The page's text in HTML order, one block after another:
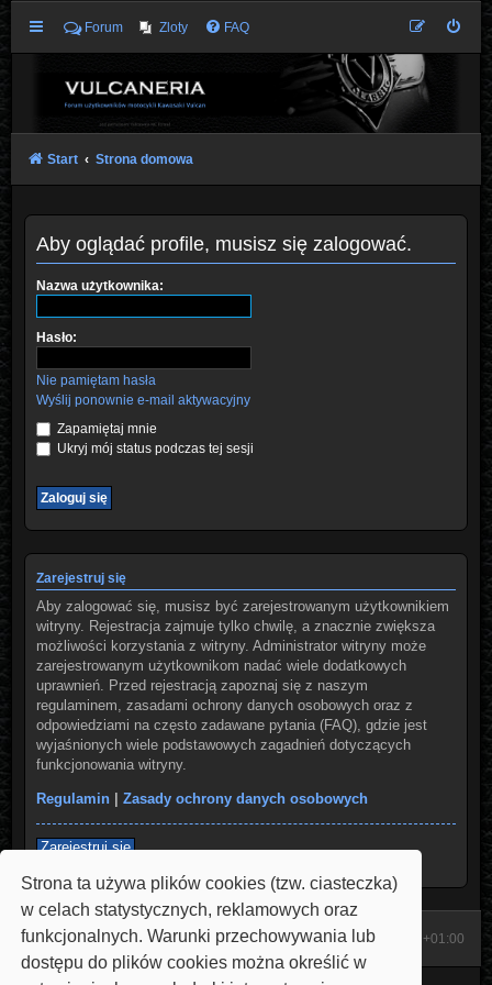
Strona ta używa plików cookies (tzw. ciasteczka)
w celach statystycznych, reklamowych oraz
funkcjonalnych. Warunki przechowywania lub
dostępu do plików cookies można określić w
Forum Zloty FAQ
Start Strona domowa
Aby oglądać profile, musisz się zalogować.
Nazwa użytkownika:
Hasło:
Nie pamiętam hasła
Wyślij ponownie e-mail aktywacyjny
Zapamiętaj mnie
Ukryj mój status podczas tej sesji
Zarejestruj się
Aby zalogować się, musisz być zarejestrowanym użytkownikiem
witryny. Rejestracja zajmuje tylko chwilę, a znacznie zwiększa
możliwości korzystania z witryny. Administrator witryny może
zarejestrowanym użytkownikom nadać wiele dodatkowych
uprawnień. Przed rejestracją zapoznaj się z naszym
regulaminem, zasadami ochrony danych osobowych oraz z
odpowiedziami na często zadawane pytania (FAQ), gdzie jest
wyjaśnionych wiele podstawowych zagadnień dotyczących
funkcjonowania witryny.
Regulamin| Zasady ochrony danych osobowych
Zarejestruj się
Start Strona domowa Strefa czasowa UTC+01:00